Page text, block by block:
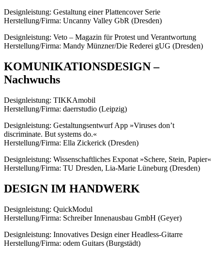
Designleistung: Gestaltung einer Plattencover Serie
Herstellung/Firma: Uncanny Valley GbR (Dresden)
Designleistung: Veto – Magazin für Protest und Verantwortung
Herstellung/Firma: Mandy Münzner/Die Rederei gUG (Dresden)
KOMUNIKATIONSDESIGN –
Nachwuchs
Designleistung: TIKKAmobil
Herstellung/Firma: daerrstudio (Leipzig)
Designleistung: Gestaltungsentwurf App »Viruses don’t
discriminate. But systems do.«
Herstellung/Firma: Ella Zickerick (Dresden)
Designleistung: Wissenschaftliches Exponat »Schere, Stein, Papier«
Herstellung/Firma: TU Dresden, Lia-Marie Lüneburg (Dresden)
DESIGN IM HANDWERK
Designleistung: QuickModul
Herstellung/Firma: Schreiber Innenausbau GmbH (Geyer)
Designleistung: Innovatives Design einer Headless-Gitarre
Herstellung/Firma: odem Guitars (Burgstädt)